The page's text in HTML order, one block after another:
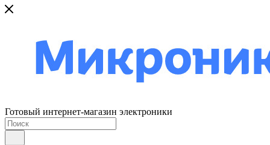
Готовый интернет-магазин электроники